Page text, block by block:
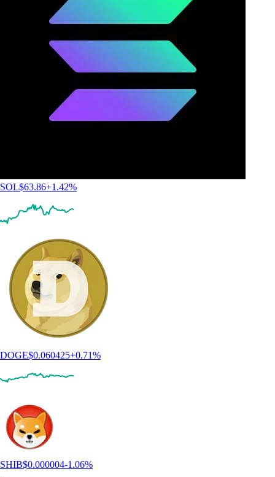
SOL$63.86+1.42%
DOGE$0.060425+0.71%
SHIB$0.000004-1.06%